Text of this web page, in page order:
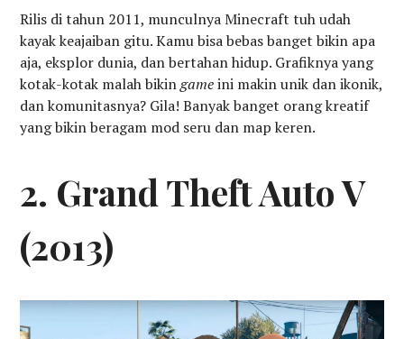
Rilis di tahun 2011, munculnya Minecraft tuh udah
kayak keajaiban gitu. Kamu bisa bebas banget bikin apa
aja, eksplor dunia, dan bertahan hidup. Grafiknya yang
kotak-kotak malah bikingameini makin unik dan ikonik,
dan komunitasnya? Gila! Banyak banget orang kreatif
yang bikin beragam mod seru dan map keren.
2. Grand Theft Auto V
(2013)